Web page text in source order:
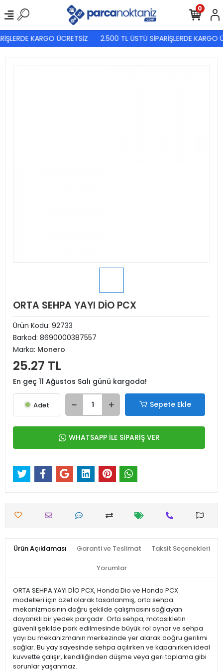
KARGO ÜCRETSİZ 2.500 TL ÜSTÜ SİPARİŞLERDE KARGO
0
ORTA SEHPA YAYI DİO PCX
Ürün Kodu: 92733
Barkod: 8690000387557
Marka: Monero
25.27 TL
En geç 11 Ağustos Salı günü kargoda!
Adet Sepete Ekle
WHATSAPP İLE SİPARİŞ VER
Ürün Açıklaması Garanti ve Teslimat Taksit Seçenekleri
Yorumlar
ORTA SEHPA YAYI DİO PCX, Honda Dio ve Honda PCX
modelleri için özel olarak tasarlanmış, orta sehpa
mekanizmasının doğru şekilde çalışmasını sağlayan
dayanıklı bir yedek parçadır. Orta sehpa, motosikletin
güvenli şekilde park edilmesinde büyük rol oynar ve sehpa
yayı bu mekanizmanın merkezinde yer alarak doğru gerilimi
sağlar. Bu yay sayesinde sehpa açılırken ve kapanırken ideal
kuvvette çalışır, kendiliğinden düşme veya geri toplama gibi
sorunlar yaşanmaz.